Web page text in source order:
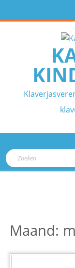
naar
Zoek
naar:
Maand: